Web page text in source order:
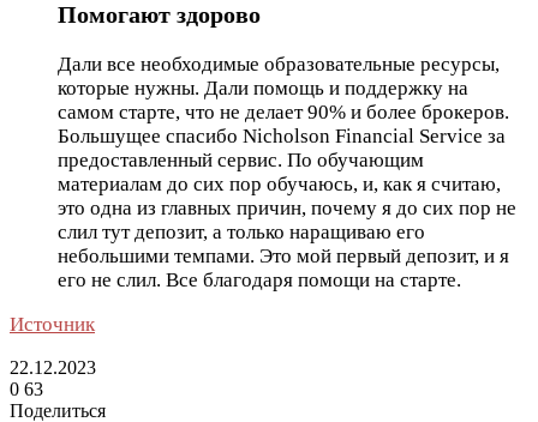
Помогают здорово
Дали все необходимые образовательные ресурсы,
которые нужны. Дали помощь и поддержку на
самом старте, что не делает 90% и более брокеров.
Большущее спасибо Nicholson Financial Service за
предоставленный сервис. По обучающим
материалам до сих пор обучаюсь, и, как я считаю,
это одна из главных причин, почему я до сих пор не
слил тут депозит, а только наращиваю его
небольшими темпами. Это мой первый депозит, и я
его не слил. Все благодаря помощи на старте.
Источник
22.12.2023
0 63
Поделиться